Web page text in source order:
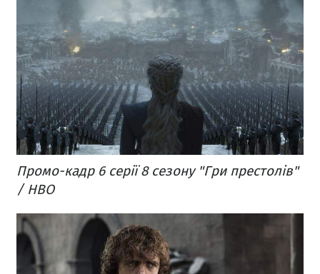
Промо-кадр 6 серії 8 сезону "Гри престолів"
/ HBO